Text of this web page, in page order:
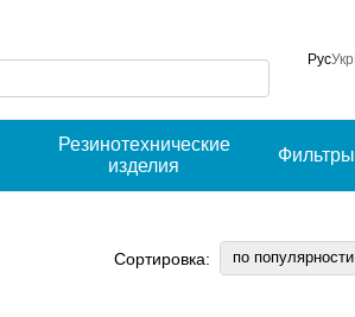
РусУкр
Резинотехнические
изделия
Фильтры
Сортировка: по популярности